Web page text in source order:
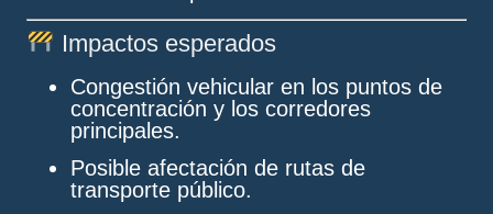
Impactos esperados
Congestión vehicular en los puntos de
concentración y los corredores
principales.
Posible afectación de rutas de
transporte público.